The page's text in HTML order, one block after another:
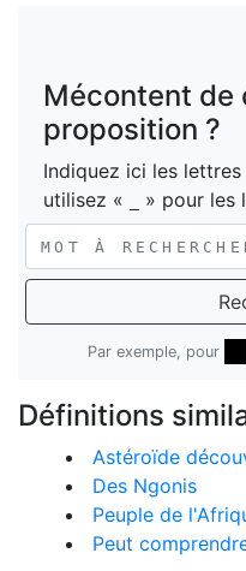
Mécontent de
proposition ?
Indiquez ici les
utilisez «
» pour les
Par exemple, pour
Définitions
Astéroïde
Des Ngonis
Peuple de
Peut